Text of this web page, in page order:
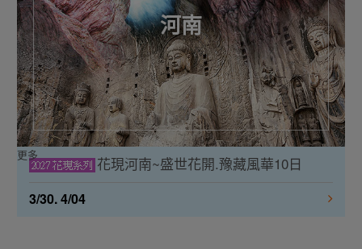
河南
花現河南~盛世花開.豫藏風華10日
3/30. 4/04
更多